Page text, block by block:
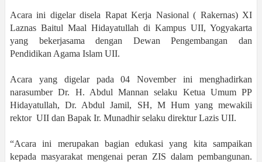
Acara ini digelar disela Rapat Kerja Nasional ( Rakernas) XI
Laznas Baitul Maal Hidayatullah di Kampus UII, Yogyakarta
yang bekerjasama dengan Dewan Pengembangan dan
Pendidikan Agama Islam UII.
Acara yang digelar pada 04 November ini menghadirkan
narasumber Dr. H. Abdul Mannan selaku Ketua Umum PP
Hidayatullah, Dr. Abdul Jamil, SH, M Hum yang mewakili
rektor UII dan Bapak Ir. Munadhir selaku direktur Lazis UII.
“Acara ini merupakan bagian edukasi yang kita sampaikan
kepada masyarakat mengenai peran ZIS dalam pembangunan.